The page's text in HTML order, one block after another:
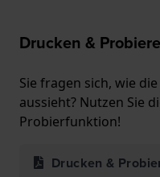
Drucken &
Sie fragen sich, wie
aussieht? Nutzen Sie
Probierfunktion!
Drucken &